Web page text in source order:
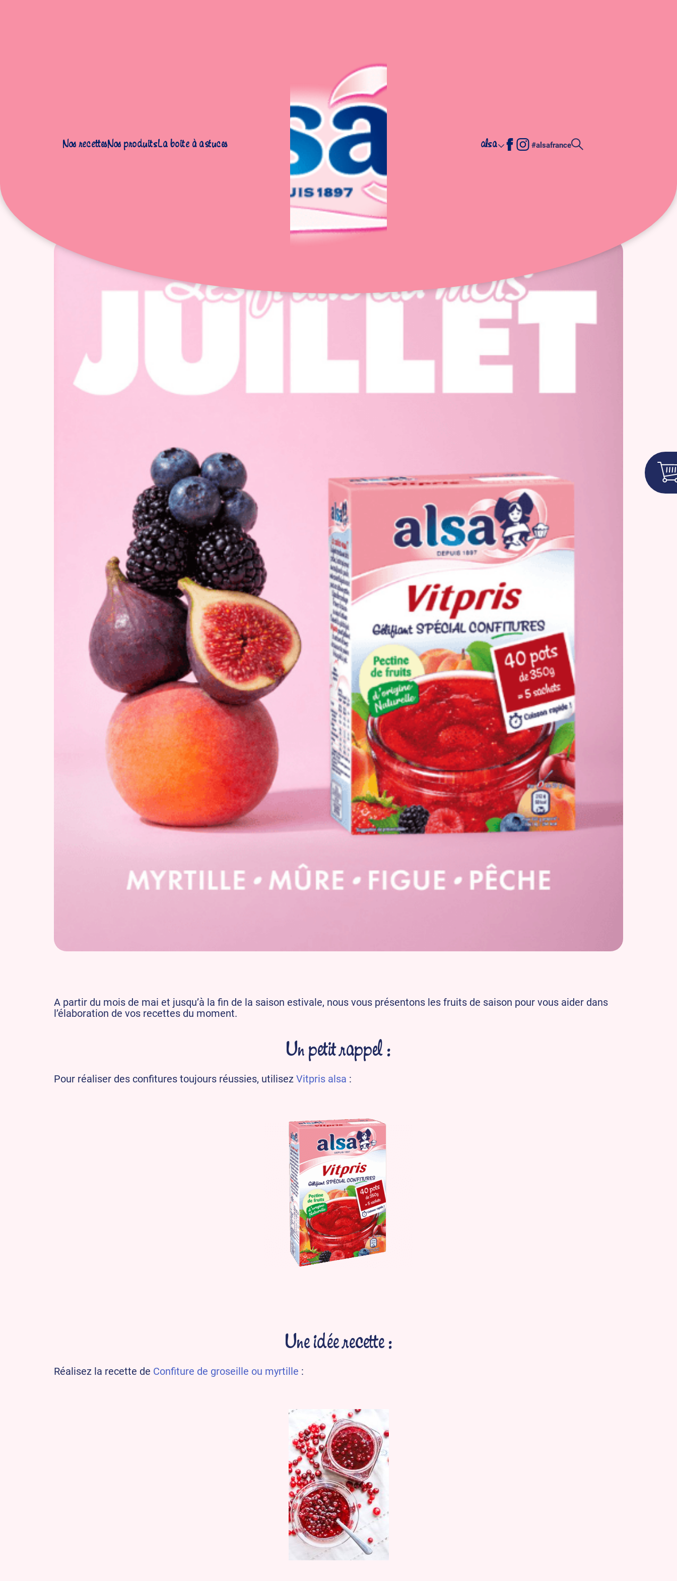
Nos recettesNos produitsLa boite à astuces alsa #alsafrance
Les Fruits du mois – Juillet
A partir du mois de mai et jusqu’à la fin de la saison estivale, nous vous présentons les fruits de saison pour vous aider dans
l’élaboration de vos recettes du moment.
Un petit rappel :
Pour réaliser des confitures toujours réussies, utilisez Vitpris alsa :
Une idée recette :
Réalisez la recette de Confiture de groseille ou myrtille :